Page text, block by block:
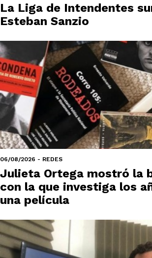
La Liga de Intendentes
Esteban Sanzio
06/08/2026 - REDES
Julieta Ortega mostró la
con la que investiga los
una película